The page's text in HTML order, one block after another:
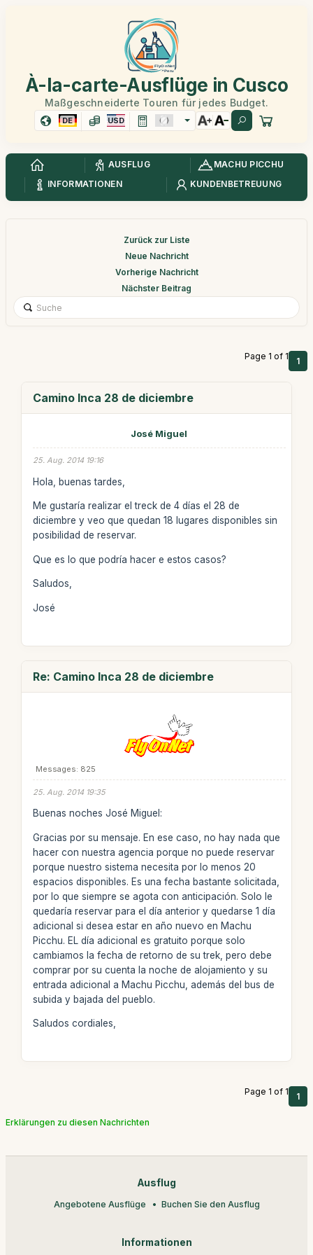
À-la-carte-Ausflüge in Cusco
Maßgeschneiderte Touren für jedes Budget.
DE USD
AUSFLUG
MACHU PICCHU
INFORMATIONEN
KUNDENBETREUUNG
Zurück zur Liste
Neue Nachricht
Vorherige Nachricht
Nächster Beitrag
Page 1 of 1 1
Camino Inca 28 de diciembre
José Miguel
25. Aug. 2014 19:16
Hola, buenas tardes,
Me gustaría realizar el treck de 4 días el 28 de
diciembre y veo que quedan 18 lugares disponibles sin
posibilidad de reservar.
Que es lo que podría hacer e estos casos?
Saludos,
José
Re: Camino Inca 28 de diciembre
Messages: 825
25. Aug. 2014 19:35
Buenas noches José Miguel:
Gracias por su mensaje. En ese caso, no hay nada que
hacer con nuestra agencia porque no puede reservar
porque nuestro sistema necesita por lo menos 20
espacios disponibles. Es una fecha bastante solicitada,
por lo que siempre se agota con anticipación. Solo le
quedaría reservar para el día anterior y quedarse 1 día
adicional si desea estar en año nuevo en Machu
Picchu. EL día adicional es gratuito porque solo
cambiamos la fecha de retorno de su trek, pero debe
comprar por su cuenta la noche de alojamiento y su
entrada adicional a Machu Picchu, además del bus de
subida y bajada del pueblo.
Saludos cordiales,
Page 1 of 1 1
Erklärungen zu diesen Nachrichten
Ausflug
Angebotene Ausflüge Buchen Sie den Ausflug
Informationen